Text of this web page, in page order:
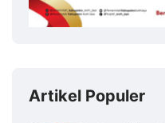
Artikel Populer